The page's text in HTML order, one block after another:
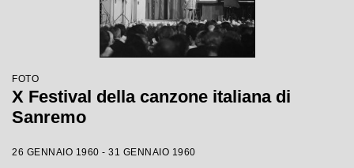
FOTO
X Festival della canzone italiana di
Sanremo
26 GENNAIO 1960 - 31 GENNAIO 1960